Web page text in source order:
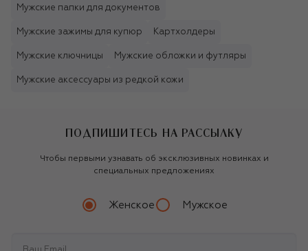
Мужские папки для документов
Мужские зажимы для купюр Картхолдеры
Мужские ключницы Мужские обложки и футляры
Мужские аксессуары из редкой кожи
ПОДПИШИТЕСЬ НА РАССЫЛКУ
Чтобы первыми узнавать об эксклюзивных новинках и
специальных предложениях
Женское Мужское